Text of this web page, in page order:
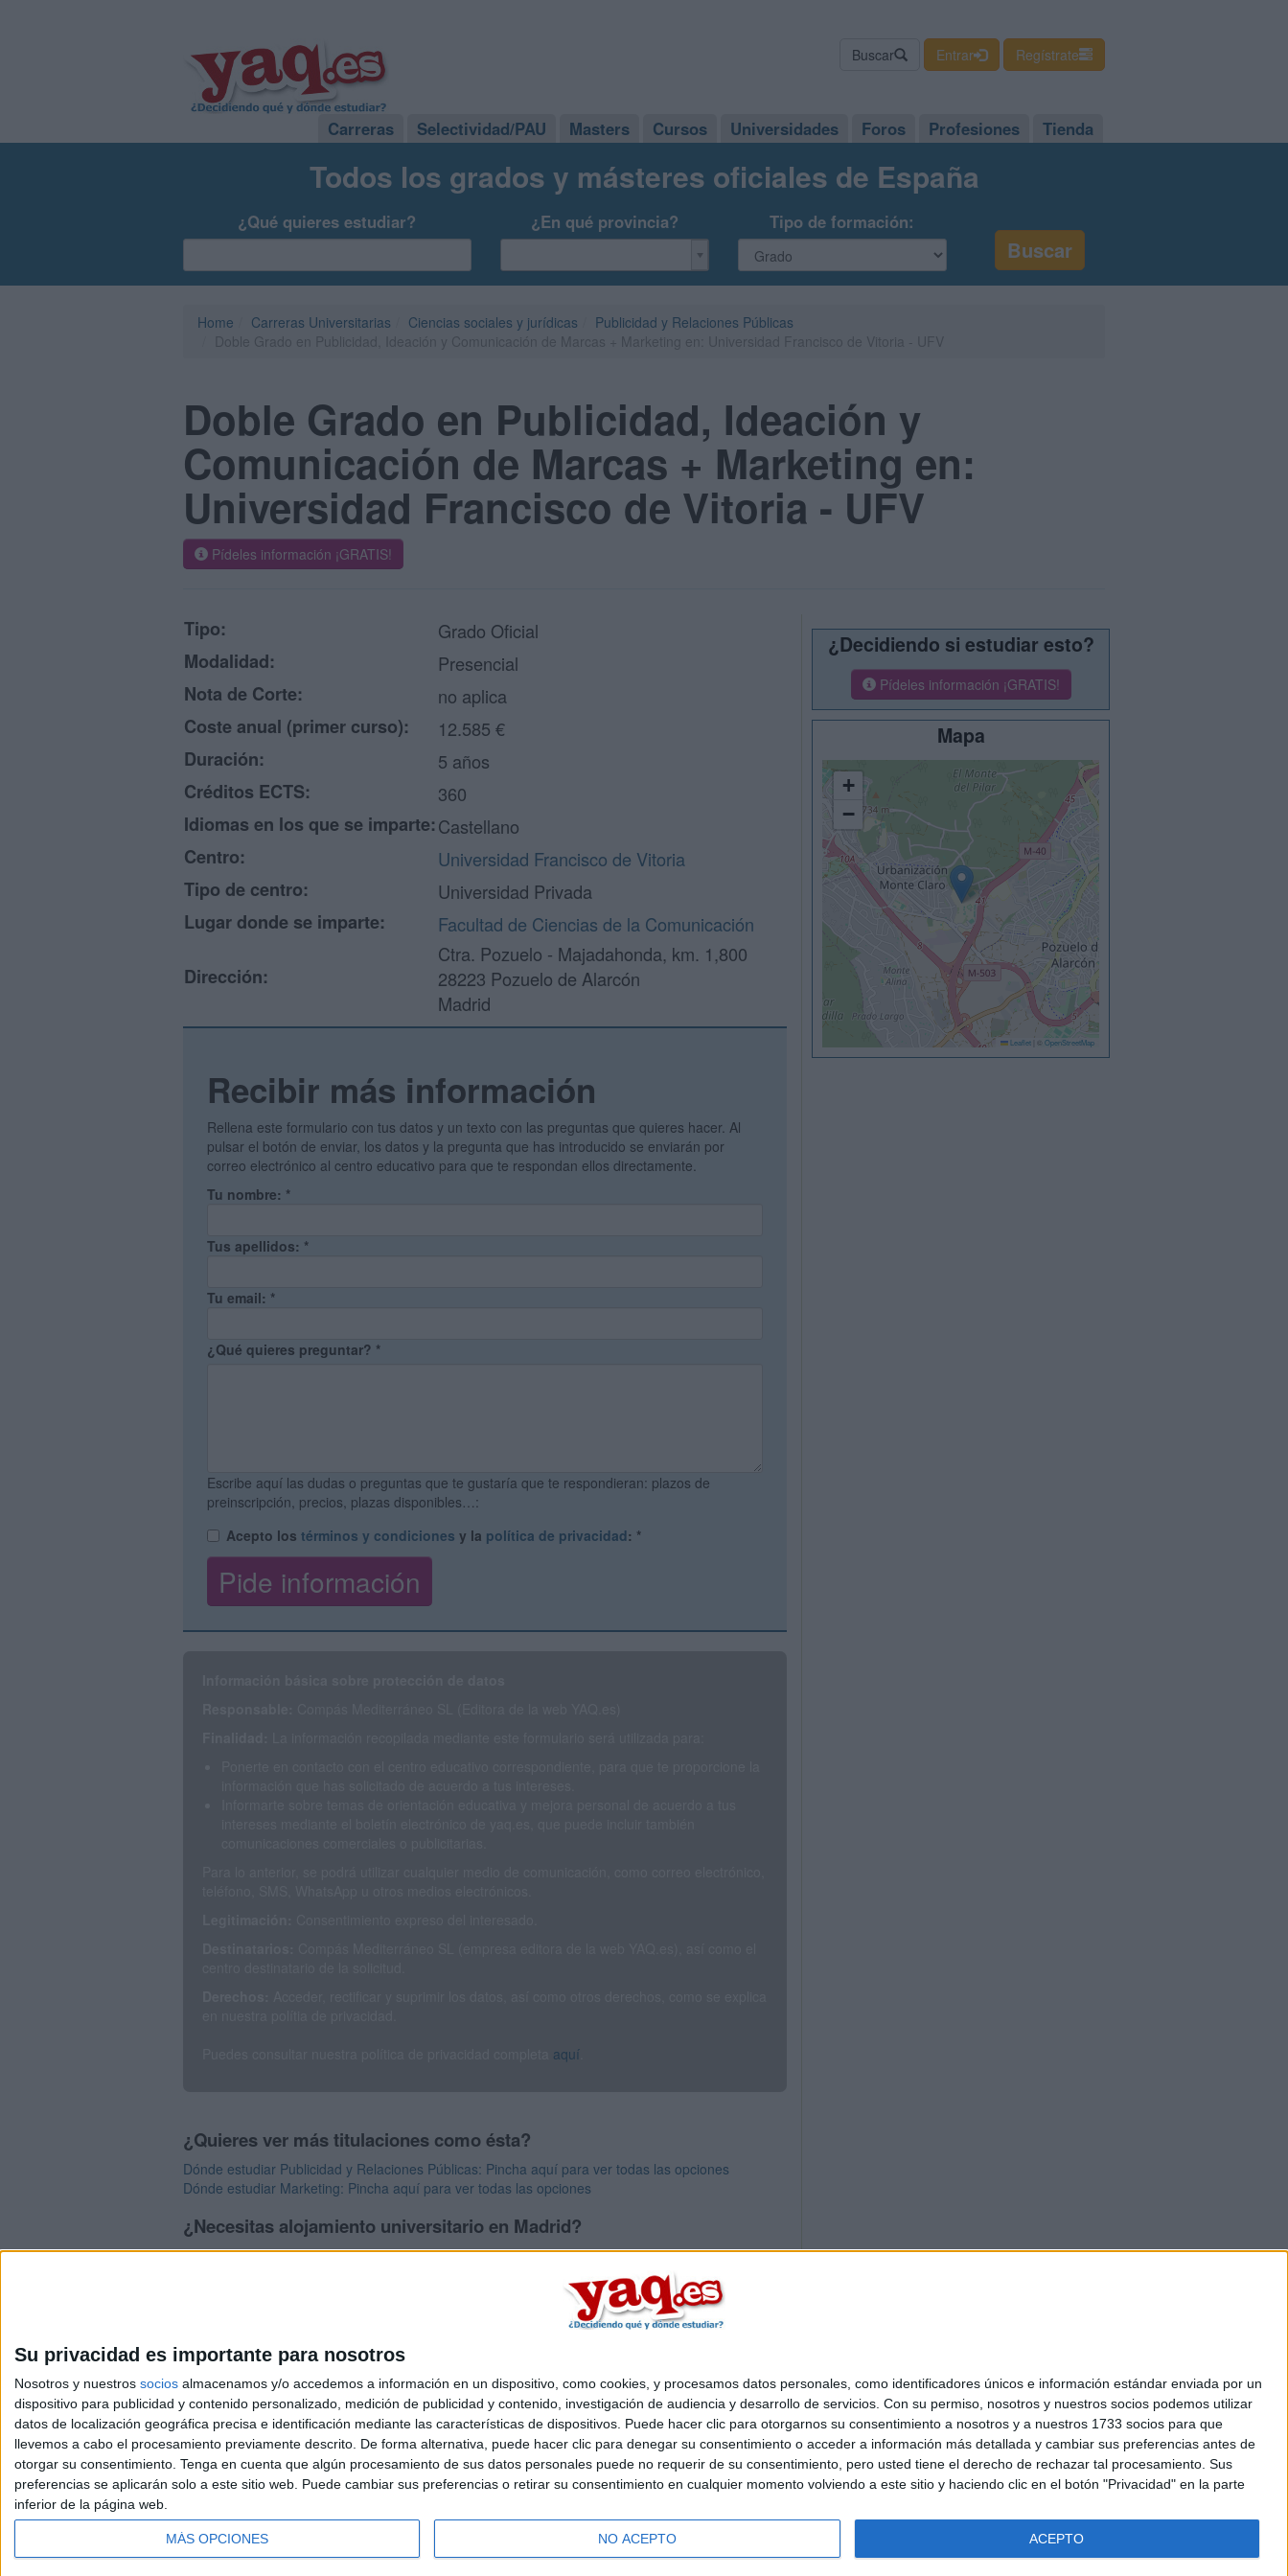
Su privacidad es importante para nosotros
Nosotros y nuestros socios almacenamos y/o accedemos a información en un dispositivo, como cookies, y procesamos datos personales, como identificadores únicos e información estándar enviada por un
dispositivo para publicidad y contenido personalizado, medición de publicidad y contenido, investigación de audiencia y desarrollo de servicios. Con su permiso, nosotros y nuestros socios podemos utilizar
datos de localización geográfica precisa e identificación mediante las características de dispositivos. Puede hacer clic para otorgarnos su consentimiento a nosotros y a nuestros 1733 socios para que
llevemos a cabo el procesamiento previamente descrito. De forma alternativa, puede hacer clic para denegar su consentimiento o acceder a información más detallada y cambiar sus preferencias antes de
otorgar su consentimiento. Tenga en cuenta que algún procesamiento de sus datos personales puede no requerir de su consentimiento, pero usted tiene el derecho de rechazar tal procesamiento. Sus
preferencias se aplicarán solo a este sitio web. Puede cambiar sus preferencias o retirar su consentimiento en cualquier momento volviendo a este sitio y haciendo clic en el botón "Privacidad" en la parte
inferior de la página web.
MÁS OPCIONES NO ACEPTO ACEPTO
Buscar Entrar Regístrate
Carreras Selectividad/PAU Masters Cursos Universidades Foros Profesiones Tienda
Todos los grados y másteres oficiales de España
¿Qué quieres estudiar? ¿En qué provincia? Tipo de formación:
Home Carreras Universitarias Ciencias sociales y jurídicas
Publicidad y Relaciones Públicas
Doble Grado en Publicidad, Ideación y
Comunicación de Marcas + Marketing en:
Universidad Francisco de Vitoria - UFV
Pídeles información ¡GRATIS!
Tipo:
Grado Oficial
Modalidad:
Presencial
Nota de Corte:
no aplica
Coste anual (primer curso):
12.585 €
Duración:
5 años
Créditos ECTS:
360
Idiomas en los que se imparte:Castellano
Centro:
Universidad Francisco de Vitoria
Tipo de centro:
Universidad Privada
Lugar donde se imparte:
Facultad de Ciencias de la Comunicación
Dirección:
Ctra. Pozuelo - Majadahonda, km. 1,800
28223 Pozuelo de Alarcón
Madrid
Recibir más información
Rellena este formulario con tus datos y un texto con las preguntas que quieres hacer. Al
pulsar el botón de enviar, los datos y la pregunta que has introducido se enviarán por
correo electrónico al centro educativo para que te respondan ellos directamente.
Tu nombre: *
Tus apellidos: *
Tu email: *
¿Qué quieres preguntar? *
Escribe aquí las dudas o preguntas que te gustaría que te respondieran: plazos de
preinscripción, precios, plazas disponibles…:
Acepto los términos y condiciones y la política de privacidad: *
aquí
¿Quieres ver más titulaciones como ésta?
Dónde estudiar Publicidad y Relaciones Públicas: Pincha aquí para ver todas las opciones
Dónde estudiar Marketing: Pincha aquí para ver todas las opciones
¿Necesitas alojamiento universitario en Madrid?
>> Residencias de estudiantes y colegios mayores en Madrid
¿Decidiendo si estudiar esto?
Pídeles información ¡GRATIS!
Mapa
+
−
Leaflet © OpenStreetMap
Quiénes somos|Contactar|Anúnciate
Aviso legal|Politica de privacidad|Condiciones generales|Política de cookies
© 2003-2026Compás Mediterráneo S.L.- Diego de León 47 - 28006 Madrid [ESPAÑA] - Tel. +34 91 593 2767